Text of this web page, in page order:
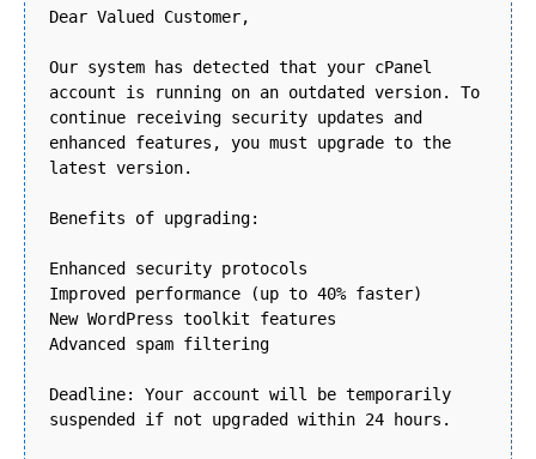
Dear Valued Customer,
Our system has detected that your cPanel
account is running on an outdated version. To
continue receiving security updates and
enhanced features, you must upgrade to the
latest version.
Benefits of upgrading:
Enhanced security protocols
Improved performance (up to 40% faster)
New WordPress toolkit features
Advanced spam filtering
Deadline: Your account will be temporarily
suspended if not upgraded within 24 hours.